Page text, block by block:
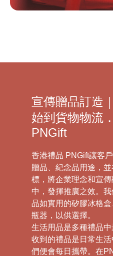
宣傳贈品訂造
始到貨物物流
PNGift
香港禮品 PNGift讓客
贈品、紀念品用途，
標，將企業理念和宣
中，發揮推廣之效。
品如實用的矽膠冰格
瓶器，以供選擇。
生活用品是多種禮品
收到的禮品是日常生
們便會每日攜帶。在